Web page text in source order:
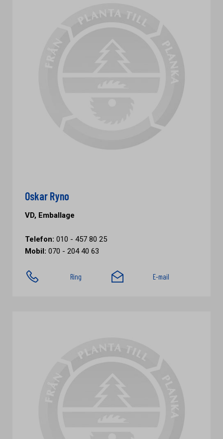
Oskar Ryno
VD, Emballage
Telefon: 010 - 457 80 25
Mobil: 070 - 204 40 63
Ring E-mail